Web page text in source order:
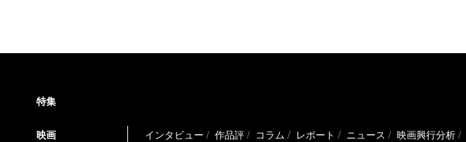
特集
映画 インタビュー 作品評 コラム レポート ニュース 映画興行分析